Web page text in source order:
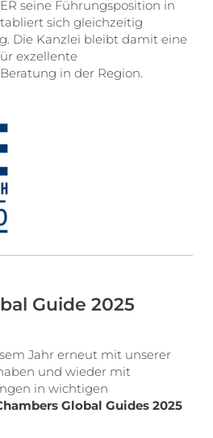
seine Führungsposition in
sich gleichzeitig
Die Kanzlei bleibt damit eine
exzellente
in der Region.
Guide 2025
Jahr erneut mit unserer
und wieder mit
in wichtigen
Global Guides 2025